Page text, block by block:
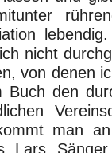
nicht
von denen
den
man
Lars